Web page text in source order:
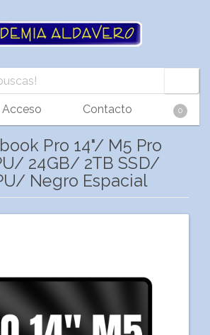
Acceso Contacto 0
Pro 14"/ M5 Pro
24GB/ 2TB SSD/
Negro Espacial